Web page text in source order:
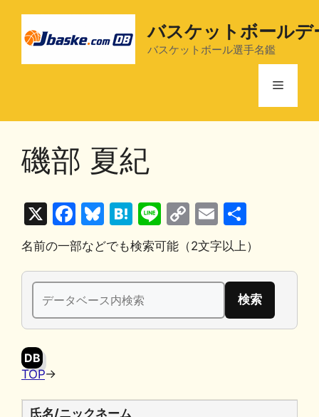
バスケットボールデ
バスケットボール選手名鑑
メ
磯部 夏紀
X
F
a
c
e
b
o
Bl
u
e
s
k
y
H
at
e
n
a
Li
n
e
C
o
p
y
n
E
m
ai
l
有
名前の一部などでも検索可能（2文字以上）
検
索:
DB
TOP→
氏名/ニックネーム